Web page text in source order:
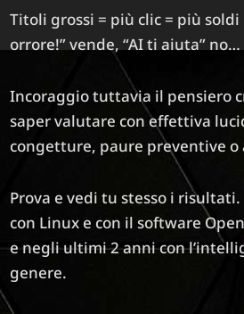
Titoli grossi = più clic = più
orrore!” vende, “AI ti aiuta” no…
Incoraggio tuttavia il pensiero
saper valutare con effettiva
congetture, paure preventive o
Prova e vedi tu stesso i
con Linux e con il software
e negli ultimi 2 anni con
genere.